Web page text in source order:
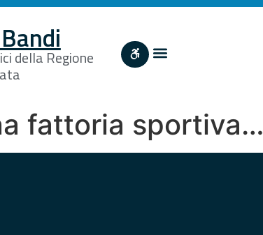
della Regione
fattoria sportiva…